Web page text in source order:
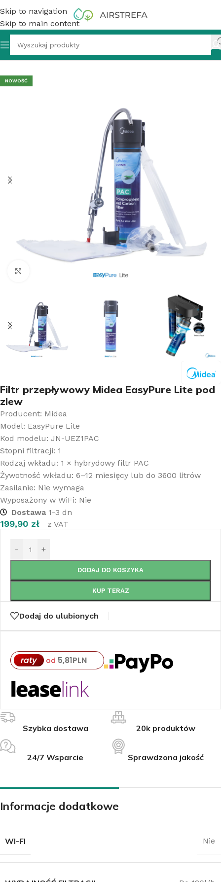
Skip to navigation
Skip to main content
wody»Filtr przepływowy Midea EasyPure Lite pod zlew
NOWOŚĆ
Kliknij aby powiększyć
Filtr przepływowy Midea EasyPure Lite pod
zlew
Producent: Midea
Model: EasyPure Lite
Kod modelu: JN-UEZ1PAC
Stopni filtracji: 1
Rodzaj wkładu: 1 × hybrydowy filtr PAC
Żywotność wkładu: 6–12 miesięcy lub do 3600 litrów
Zasilanie: Nie wymaga
Wyposażony w WiFi: Nie
Dostawa1-3 dn
199,90 zł z VAT
- +
DODAJ DO KOSZYKA
KUP TERAZ
Dodaj do ulubionych
raty od 5,81PLN
Szybka dostawa 20k produktów
24/7 Wsparcie Sprawdzona jakość
Informacje dodatkowe
WI-FI Nie